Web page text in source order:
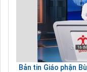
Bản tin Giáo phận